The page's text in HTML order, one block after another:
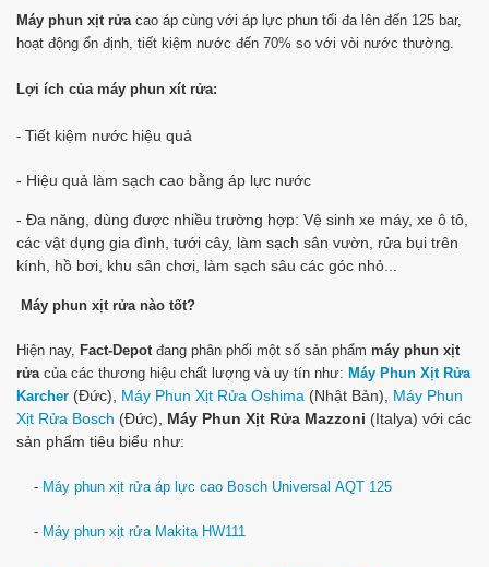
Máy phun xịt rửacao áp cùng với áp lực phun tối đa lên đến 125 bar,
hoạt động ổn định, tiết kiệm nước đến 70% so với vòi nước thường.
Lợi ích của máy phun xít rửa:
- Tiết kiệm nước hiệu quả
- Hiệu quả làm sạch cao bằng áp lực nước
- Đa năng, dùng được nhiều trường hợp: Vệ sinh xe máy, xe ô tô,
các vật dụng gia đình, tưới cây, làm sạch sân vườn, rửa bụi trên
kính, hồ bơi, khu sân chơi, làm sạch sâu các góc nhỏ...
Máy phun xịt rửa nào tốt?
Hiện nay, Fact-Depotđang phân phối một số sản phẩm máy phun xịt
rửacủa các thương hiệu chất lượng và uy tín như: Máy Phun Xịt Rửa
Karcher (Đức), Máy Phun Xịt Rửa Oshima (Nhật Bản), Máy Phun
Xịt Rửa Bosch (Đức), Máy Phun Xịt Rửa Mazzoni (Italya) với các
sản phẩm tiêu biểu như:
- Máy phun xịt rửa áp lực cao Bosch Universal AQT 125
- Máy phun xịt rửa Makita HW111